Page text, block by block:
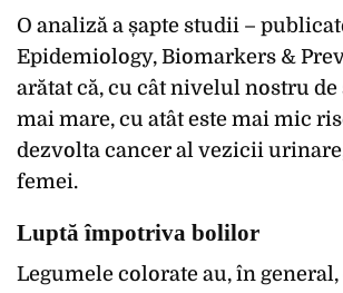
O analiză a șapte studii –
Epidemiology, Biomarkers &
arătat că, cu cât nivelul nostru de
mai mare, cu atât este mai mic
dezvolta cancer al vezicii
femei.
Luptă împotriva bolilor
Legumele colorate au, în